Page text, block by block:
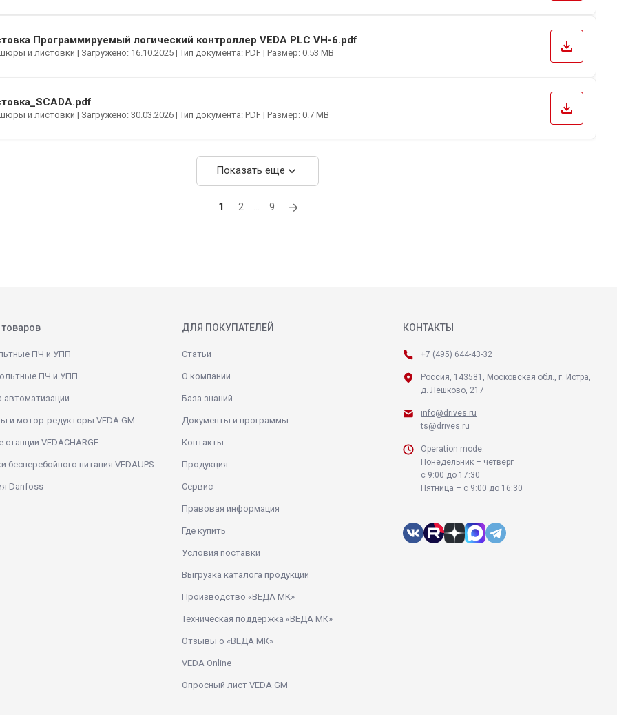
Программируемый логический контроллер VEDA PLC VH-6.pdf
и листовки | Загружено: 16.10.2025 | Тип документа: PDF | Размер: 0.53 MB file_download
и листовки | Загружено: 30.03.2026 | Тип документа: PDF | Размер: 0.7 MB file_download
Показать еще expand_more
1 2 … 9 →
товаров
ПЧ и УПП
ПЧ и УПП
автоматизации
и мотор-редукторы VEDA GM
VEDACHARGE
бесперебойного питания VEDAUPS
Danfoss
ДЛЯ ПОКУПАТЕЛЕЙ
Статьи
О компании
База знаний
Документы и программы
Контакты
Продукция
Сервис
Правовая информация
Где купить
Условия поставки
Выгрузка каталога продукции
Производство «ВЕДА МК»
Техническая поддержка «ВЕДА МК»
Отзывы о «ВЕДА МК»
VEDA Online
Опросный лист VEDA GM
КОНТАКТЫ
+7 (495) 644-43-32
Россия, 143581, Московская обл., г. Истра,
д. Лешково, 217
info@drives.ru
ts@drives.ru
Operation mode:
Понедельник – четверг
с 9:00 до 17:30
Пятница – с 9:00 до 16:30